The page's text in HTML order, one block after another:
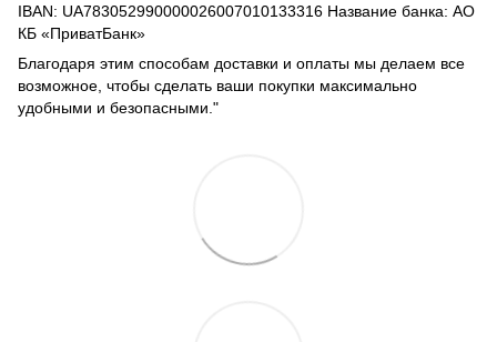
IBAN: UA783052990000026007010133316 Название банка: АО
КБ «ПриватБанк»
Благодаря этим способам доставки и оплаты мы делаем все
возможное, чтобы сделать ваши покупки максимально
удобными и безопасными."